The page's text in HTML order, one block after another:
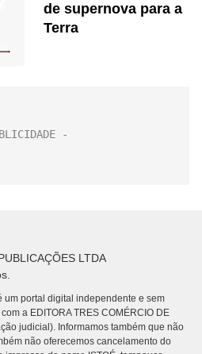
de supernova para a
Terra
LTDA
um portal digital independente e sem
a EDITORA TRES COMÉRCIO DE
judicial). Informamos também que não
não oferecemos cancelamento do